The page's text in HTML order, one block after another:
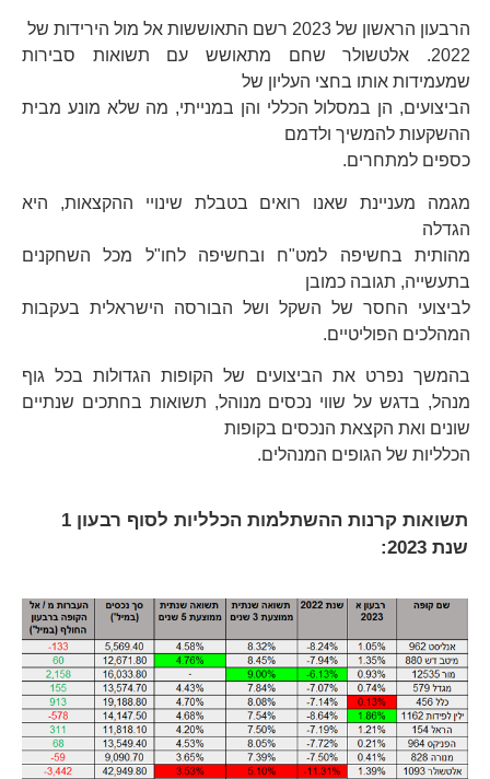
הרבעון הראשון של 2023 רשם התאוששות אל מול הירידות של
2022. אלטשולר שחם מתאושש עם תשואות סבירות
שמעמידות אותו בחצי העליון של
הביצועים, הן במסלול הכללי והן במנייתי, מה שלא מונע מבית
ההשקעות להמשיך ולדמם
כספים למתחרים.
מגמה מעניינת שאנו רואים בטבלת שינויי ההקצאות, היא
הגדלה
מהותית בחשיפה למט"ח ובחשיפה לחו"ל מכל השחקנים
בתעשייה, תגובה כמובן
לביצועי החסר של השקל ושל הבורסה הישראלית בעקבות
המהלכים הפוליטיים.
בהמשך נפרט את הביצועים של הקופות הגדולות בכל גוף
מנהל, בדגש על שווי נכסים מנוהל, תשואות בחתכים שנתיים
שונים ואת הקצאת הנכסים בקופות
הכלליות של הגופים המנהלים.
תשואות
קרנות ההשתלמות הכלליות לסוף רבעון 1
שנת 2023: